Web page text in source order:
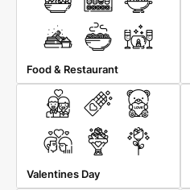
Food & Restaurant
Valentines Day